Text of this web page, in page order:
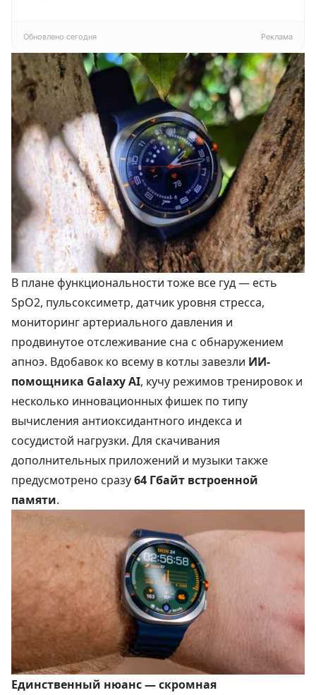
Обновлено сегодня Реклама
В плане функциональности тоже все гуд — есть
SpO2, пульсоксиметр, датчик уровня стресса,
мониторинг артериального давления и
продвинутое отслеживание сна с обнаружением
апноэ. Вдобавок ко всему в котлы завезли ИИ-
помощника Galaxy AI, кучу режимов тренировок и
несколько инновационных фишек по типу
вычисления антиоксидантного индекса и
сосудистой нагрузки. Для скачивания
дополнительных приложений и музыки также
предусмотрено сразу64 Гбайт встроенной
памяти.
Единственный нюанс — скромная